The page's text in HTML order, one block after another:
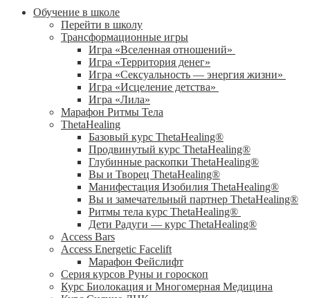
Обучение в школе
Перейти в школу
Трансформационные игры
Игра «Вселенная отношений»
Игра «Территория денег»
Игра «Сексуальность — энергия жизни»
Игра «Исцеление детства»
Игра «Лила»
Марафон Ритмы Тела
ThetaHealing
Базовый курс ThetaHealing®
Продвинутый курс ThetaHealing®
Глубинные раскопки ThetaHealing®
Вы и Творец ThetaHealing®
Манифестация Изобилия ThetaHealing®
Вы и замечательный партнер ThetaHealing®
Ритмы тела курс ThetaHealing®
Дети Радуги — курс ThetaHealing®
Access Bars
Access Energetic Facelift
Марафон Фейслифт
Серия курсов Руны и гороскоп
Курс Биолокация и Многомерная Медицина